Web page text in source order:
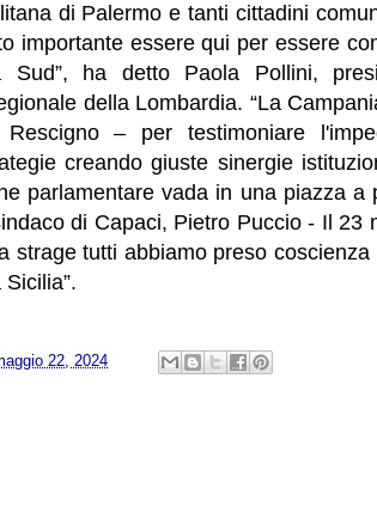
di Palermo e tanti cittadini
importante essere qui per essere
ha detto Paola Pollini,
della Lombardia. “La
– per testimoniare
creando giuste sinergie
parlamentare vada in una piazza a
di Capaci, Pietro Puccio - Il 23
strage tutti abbiamo preso
22, 2024